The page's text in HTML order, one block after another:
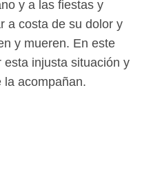
y a las fiestas y
a costa de su dolor y
y mueren. En este
injusta situación y
la acompañan.